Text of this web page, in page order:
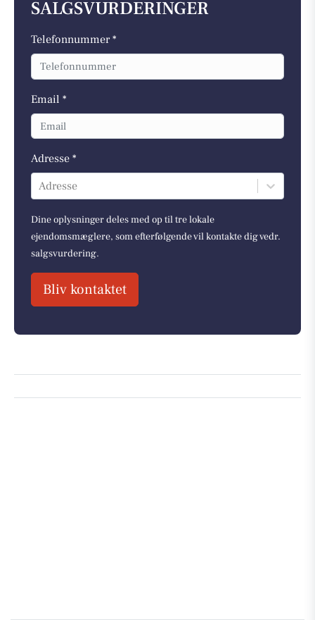
SALGSVURDERINGER
Telefonnummer *
Email *
Adresse *
Adresse
Dine oplysninger deles med op til tre lokale
ejendomsmæglere, som efterfølgende vil kontakte dig vedr.
salgsvurdering.
Bliv kontaktet